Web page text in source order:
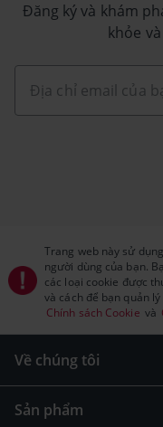
Đăng ký và khám
khỏe
Trang web này sử
người dùng của bạn.
các loại cookie được
và cách để bạn quản
Chính sách Cookie và
Về chúng tôi
Sản phẩm